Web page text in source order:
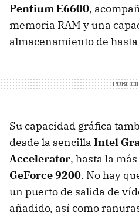
Pentium E6600,
memoria RAM y una
almacenamiento de hasta
Su capacidad gráfica
desde la sencilla Intel
Accelerator, hasta la
GeForce 9200. No hay
un puerto de salida de
añadido, así como